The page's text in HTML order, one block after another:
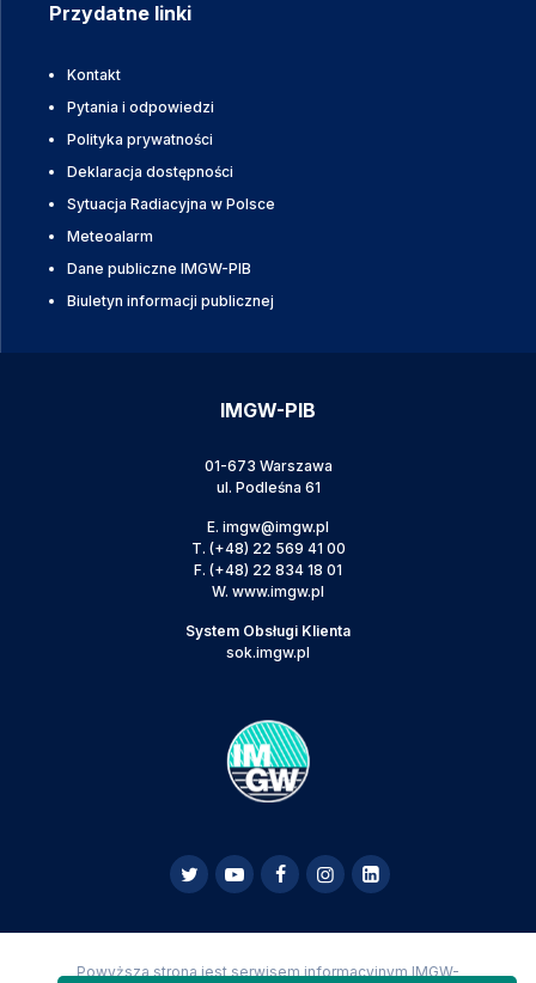
Przydatne linki
Kontakt
Pytania i odpowiedzi
Polityka prywatności
Deklaracja dostępności
Sytuacja Radiacyjna w Polsce
Meteoalarm
Dane publiczne IMGW-PIB
Biuletyn informacji publicznej
IMGW-PIB
01-673 Warszawa
ul. Podleśna 61
E. imgw@imgw.pl
T. (+48) 22 569 41 00
F. (+48) 22 834 18 01
W. www.imgw.pl
System Obsługi Klienta
sok.imgw.pl
Powyższa strona jest serwisem informacyjnym IMGW-